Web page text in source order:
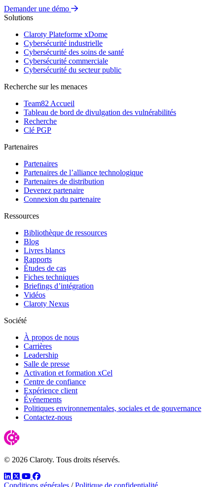
Demander une démo
Solutions
Claroty Plateforme xDome
Cybersécurité industrielle
Cybersécurité des soins de santé
Cybersécurité commerciale
Cybersécurité du secteur public
Recherche sur les menaces
Team82 Accueil
Tableau de bord de divulgation des vulnérabilités
Recherche
Clé PGP
Partenaires
Partenaires
Partenaires de l’alliance technologique
Partenaires de distribution
Devenez partenaire
Connexion du partenaire
Ressources
Bibliothèque de ressources
Blog
Livres blancs
Rapports
Études de cas
Fiches techniques
Briefings d’intégration
Vidéos
Claroty Nexus
Société
À propos de nous
Carrières
Leadership
Salle de presse
Activation et formation xCel
Centre de confiance
Expérience client
Événements
Politiques environnementales, sociales et de gouvernance
Contactez-nous
© 2026 Claroty. Tous droits réservés.
LinkedIn
TwitterYouTube
Facebook
Conditions générales / Politique de confidentialité